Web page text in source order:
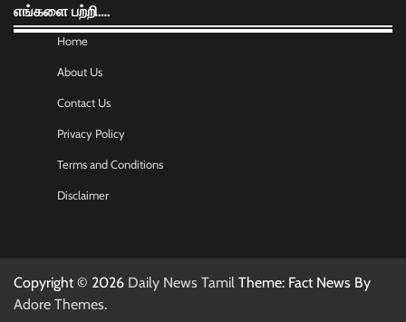
எங்களை பற்றி….
Home
About Us
Contact Us
Privacy Policy
Terms and Conditions
Disclaimer
Copyright © 2026 Daily News Tamil Theme: Fact News By
Adore Themes.